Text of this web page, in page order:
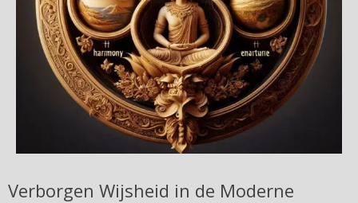
Verborgen Wijsheid in de Moderne